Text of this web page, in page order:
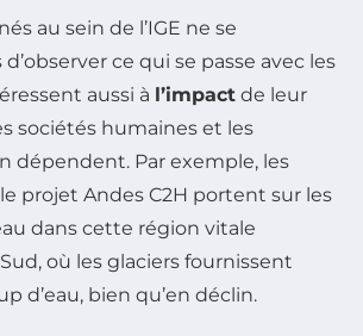
au sein de l’IGE ne se
ce qui se passe avec les
aussi à l’impact de leur
sociétés humaines et les
dépendent. Par exemple, les
projet Andes C2H portent sur les
dans cette région vitale
où les glaciers fournissent
d’eau, bien qu’en déclin.